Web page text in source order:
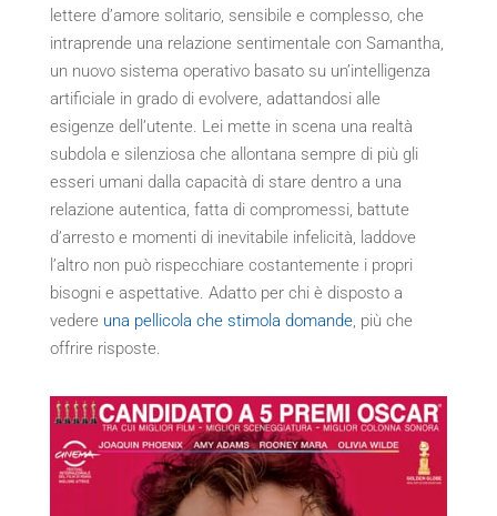
lettere d’amore solitario, sensibile e complesso, che
intraprende una relazione sentimentale con Samantha,
un nuovo sistema operativo basato su un’intelligenza
artificiale in grado di evolvere, adattandosi alle
esigenze dell’utente. Lei mette in scena una realtà
subdola e silenziosa che allontana sempre di più gli
esseri umani dalla capacità di stare dentro a una
relazione autentica, fatta di compromessi, battute
d’arresto e momenti di inevitabile infelicità, laddove
l’altro non può rispecchiare costantemente i propri
bisogni e aspettative. Adatto per chi è disposto a
vedere una pellicola che stimola domande, più che
offrire risposte.